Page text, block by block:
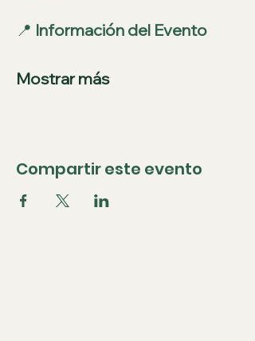
📍 Información del Evento
Mostrar más
Compartir este evento